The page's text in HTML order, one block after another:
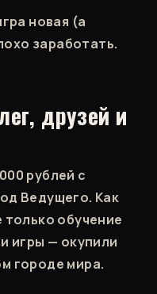
новая (а
заработать.
друзей и
рублей с
Ведущего. Как
только обучение
игры — окупили
городе мира.